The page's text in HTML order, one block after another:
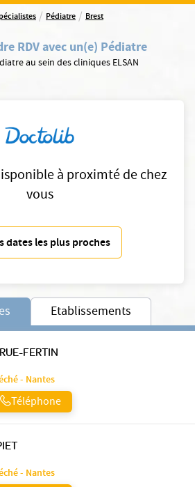
/ Pédiatre / Brest
RDV avec un(e) Pédiatre
au sein des cliniques ELSAN
à proximté de chez
vous
dates les plus proches
Etablissements
FERTIN
- Nantes
Téléphone
- Nantes